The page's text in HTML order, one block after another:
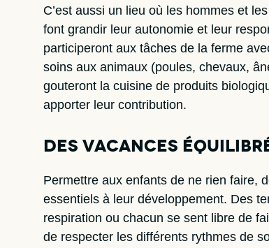
C’est aussi un lieu où les hommes et
font grandir leur autonomie et leur
participeront aux tâches de la ferme
soins aux animaux (poules, chevaux,
gouteront la cuisine de produits
apporter leur contribution.
Des vacances
Permettre aux enfants de ne rien faire,
essentiels à leur développement. Des
respiration ou chacun se sent libre de
de respecter les différents rythmes de